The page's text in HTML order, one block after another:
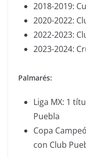
2018-2019:
2020-2022:
2022-2023:
2023-2024:
Palmarés:
Liga MX: 1
Puebla
Copa
con Club